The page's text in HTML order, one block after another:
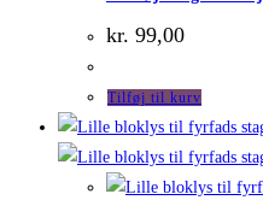
kr. 99,00
Tilføj til kurv